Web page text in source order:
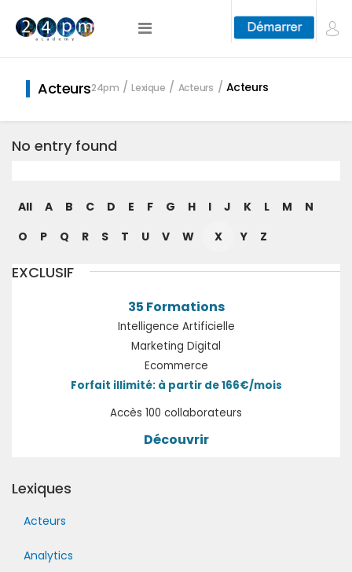
Acteurs24pm Lexique Acteurs Acteurs
No entry found
All A B C D E F G H I J K L M
N
O
P Q R S T U V W X Y Z
EXCLUSIF
35 Formations
Intelligence Artificielle
Marketing Digital
Ecommerce
Forfait illimité: à partir de 166€/mois
Accès 100 collaborateurs
Découvrir
Lexiques
Acteurs
Analytics